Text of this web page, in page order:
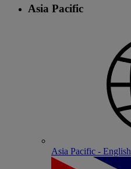
Asia Pacific
Asia Pacific - English